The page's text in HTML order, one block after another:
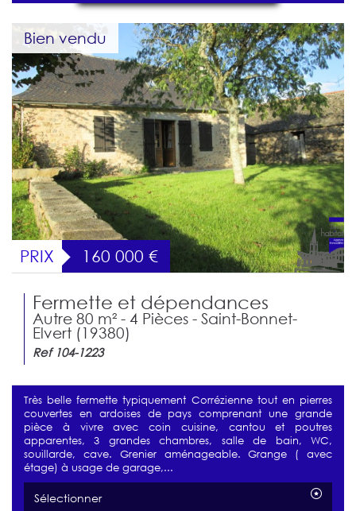
Bien vendu
PRIX 160 000 €
Fermette et dépendances
Autre 80 m² - 4 Pièces - Saint-Bonnet-
Elvert (19380)
Ref 104-1223
Très belle fermette typiquement Corrézienne tout en pierres
couvertes en ardoises de pays comprenant une grande
pièce à vivre avec coin cuisine, cantou et poutres
apparentes, 3 grandes chambres, salle de bain, WC,
souillarde, cave. Grenier aménageable. Grange ( avec
étage) à usage de garage,...
Sélectionner